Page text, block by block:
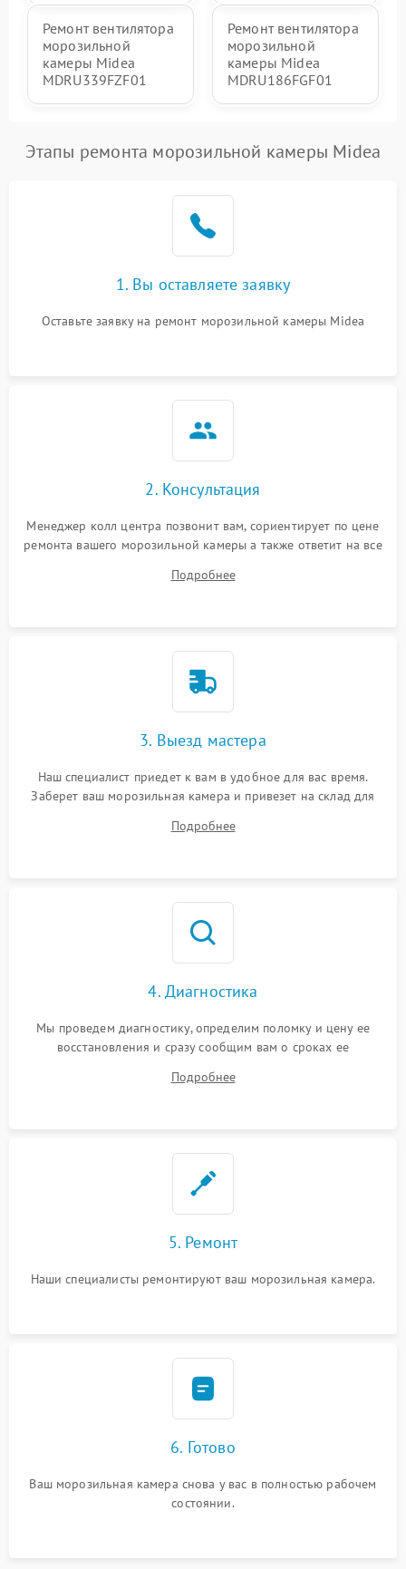
Ремонт вентилятора
морозильной
камеры Midea
MDRU339FZF01
Ремонт вентилятора
морозильной
камеры Midea
MDRU186FGF01
Этапы ремонта морозильной камеры Midea
1. Вы оставляете заявку
Оставьте заявку на ремонт морозильной камеры Midea
2. Консультация
Менеджер колл центра позвонит вам, сориентирует по цене
ремонта вашего морозильной камеры а также ответит на все
Подробнее
3. Выезд мастера
Наш специалист приедет к вам в удобное для вас время.
Заберет ваш морозильная камера и привезет на склад для
Подробнее
4. Диагностика
Мы проведем диагностику, определим поломку и цену ее
восстановления и сразу сообщим вам о сроках ее
Подробнее
5. Ремонт
Наши специалисты ремонтируют ваш морозильная камера.
6. Готово
Ваш морозильная камера снова у вас в полностью рабочем
состоянии.